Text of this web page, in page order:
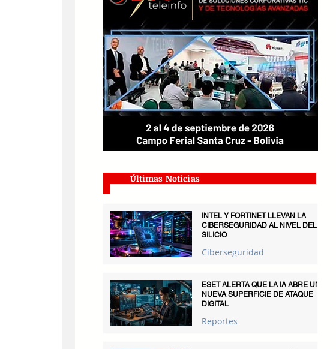
Últimas Noticias
INTEL Y FORTINET LLEVAN LA
CIBERSEGURIDAD AL NIVEL DEL
SILICIO
Ciberseguridad
ESET ALERTA QUE LA IA ABRE UNA
NUEVA SUPERFICIE DE ATAQUE
DIGITAL
Reportes